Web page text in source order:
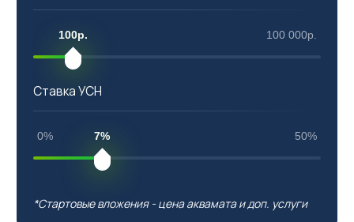
100 000р.
100р.
Ставка УСН
0% 50%
7%
*Стартовые вложения - цена аквамата и доп. услуги